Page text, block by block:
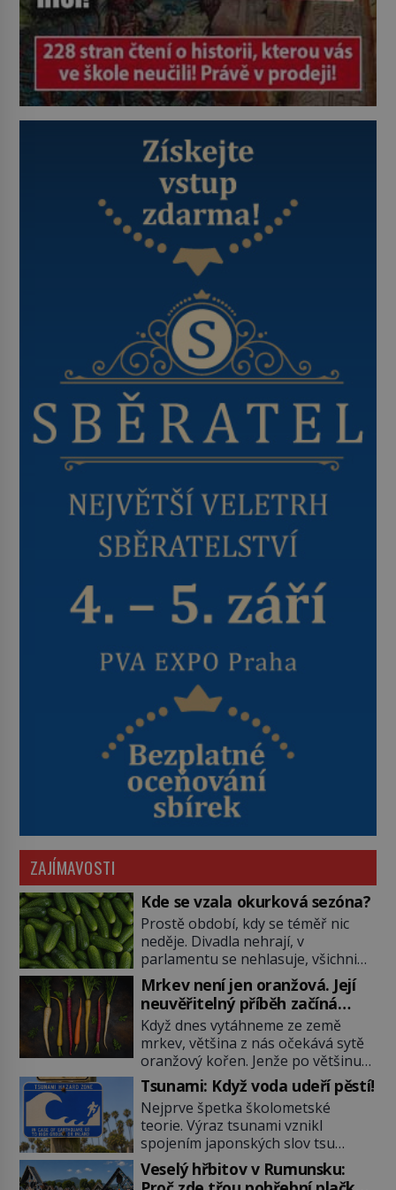
ZAJÍMAVOSTI
Kde se vzala okurková sezóna?
Prostě období, kdy se téměř nic
neděje. Divadla nehrají, v
parlamentu se nehlasuje, všichni
jsou na dovolené a média tak
nemají o čem mluvit a psát. A
vymýšlejí si proto témata, které
nikoho nezajímají. Proč je však ona
letní doba spojovaná zrovna s
okurkami? Okurkovou sezónu
známe už od poloviny 19. století,
ovšem jako Češi […]
Mrkev není jen oranžová. Její
neuvěřitelný příběh začíná
fialovou barvou
Když dnes vytáhneme ze země
mrkev, většina z nás očekává sytě
oranžový kořen. Jenže po většinu
své historie je mrkev všechno
možné, jen ne oranžová. Je fialová,
žlutá, bílá, někdy dokonce téměř
černá. Až díky stovkám let
pečlivého šlechtění se z ní stává
zelenina, bez které si českou
zahradu ani nedokážeme
Tsunami: Když voda udeří pěstí!
Nejprve špetka školometské
teorie. Výraz tsunami vznikl
spojením japonských slov tsu
(přístav) a nami (vlna). Jedná se o
dlouhou vlnu, která je na volném
Veselý hřbitov v Rumunsku: